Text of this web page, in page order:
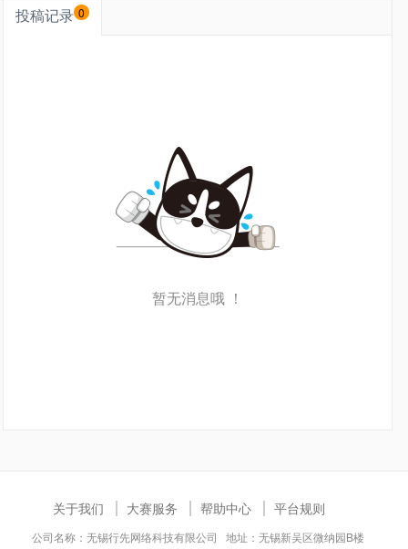
投稿记录 0
暂无消息哦 ！
关于我们 大赛服务 帮助中心 平台规则
公司名称：无锡行先网络科技有限公司 地址：无锡新吴区微纳园B楼